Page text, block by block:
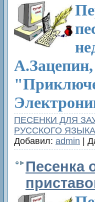
ПЕСЕНКИ ДЛЯ
РУССКОГО ЯЗЫКА
Добавил: admin |
Песенка